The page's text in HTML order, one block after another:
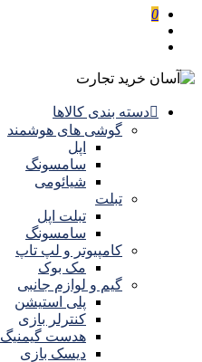
0
دسته بندی کالاها
گوشی های هوشمند
اپل
سامسونگ
شیائومی
تبلت
تبلت اپل
سامسونگ
کامپیوتر و لپ تاپ
مک بوک
گیم و لوازم جانبی
پلی استیشن
کنترلر بازی
هدست گیمنیگ
دیسک بازی